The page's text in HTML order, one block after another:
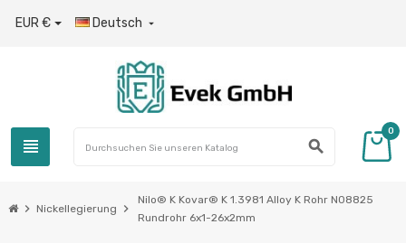
EUR € Deutsch 
view_headline search
0
chevron_right Nickellegierung chevron_right
Nilo® K Kovar® K 1.3981 Alloy K Rohr N08825
Rundrohr 6x1-26х2mm